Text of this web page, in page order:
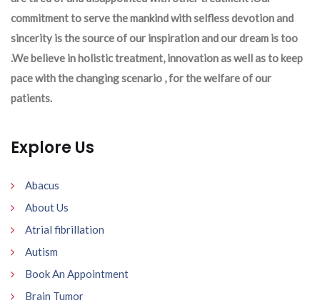
commitment to serve the mankind with selfless devotion and
sincerity is the source of our inspiration and our dream is too
.We believe in holistic treatment, innovation as well as to keep
pace with the changing scenario , for the welfare of our
patients.
Explore Us
Abacus
About Us
Atrial fibrillation
Autism
Book An Appointment
Brain Tumor